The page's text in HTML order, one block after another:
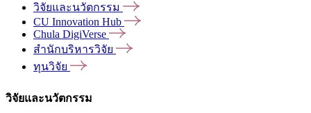
วิจัยและนวัตกรรม
CU Innovation Hub
Chula DigiVerse
สำนักบริหารวิจัย
ทุนวิจัย
วิจัยและนวัตกรรม